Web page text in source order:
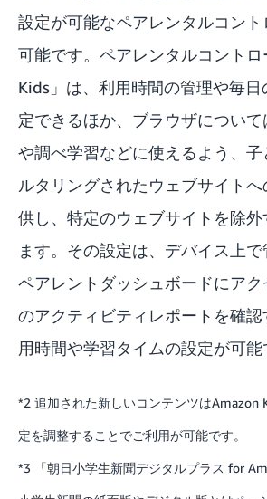
設定が可能なペアレンタルコン
可能です。ペアレンタルコント
Kids」は、利用時間の管理や毎
定できるほか、ブラウザについ
や調べ学習などに使えるよう、子
ルタリングされたウェブサイト
供し、特定のウェブサイトを除外
ます。その設定は、デバイス上で
ペアレントダッシュボードにアク
のアクティビティレポートを確
用時間や学習タイムの設定が可能
*2 追加された新しいコンテンツはAmazon
定を調整することでご利用が可能です。
*3 「朝日小学生新聞デジタルプラス for